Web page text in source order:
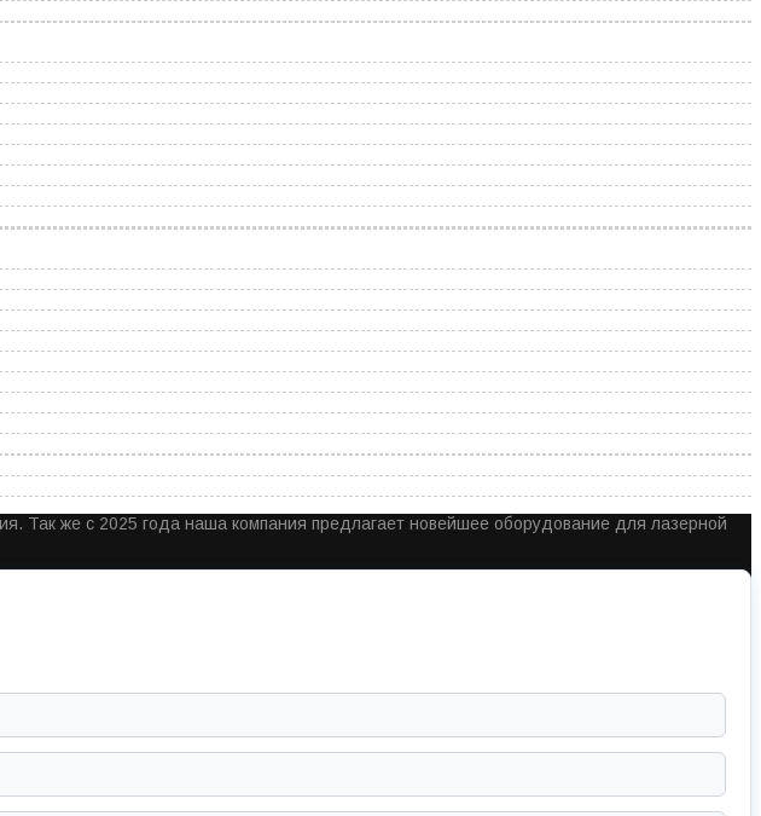
Так же с 2025 года наша компания предлагает новейшее оборудование для лазерной